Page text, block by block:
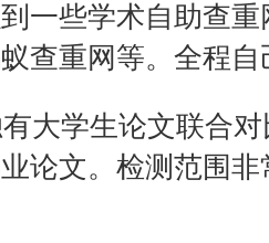
一些学术自助查重
查重网等。全程
大学生论文联合
论文。检测范围